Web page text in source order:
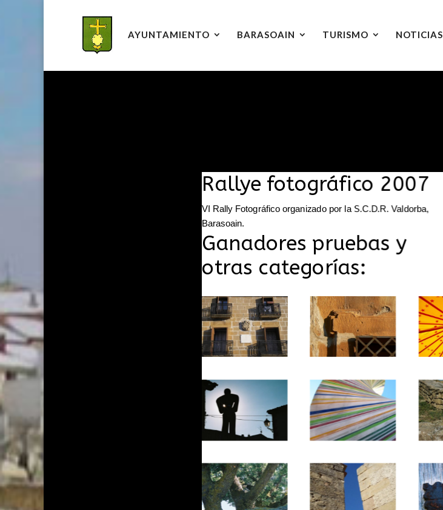
AYUNTAMIENTO BARASOAIN TURISMO NOTICIAS
Rallye fotográfico 2007
VI Rally Fotográfico organizado por la S.C.D.R. Valdorba,
Barasoain.
Ganadores pruebas y
otras categorías: